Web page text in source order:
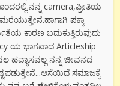
camera,ಪ್ರೀತಿಯ
ಪಕ್ಕಾ
ಕಾರಣ ಬದುಕುತ್ತಿರುವುದು
ಯ ಭಾಗವಾದ Articleship
ಹವ್ಯಾಸವಲ್ಲ ನನ್ನ ಜೀವನದ
ಸಮಾಜಕ್ಕೆ